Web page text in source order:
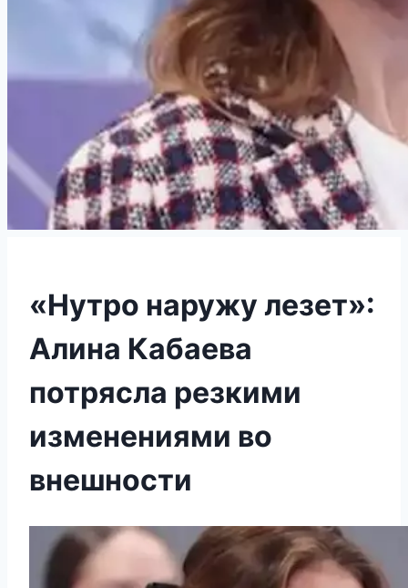
«Нутро наружу лезет»:
Алина Кабаева
потрясла резкими
изменениями во
внешности